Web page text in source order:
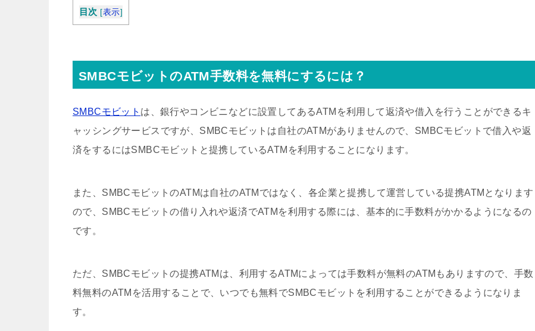
目次 [表示]
SMBCモビットのATM手数料を無料にするには？
SMBCモビット は、銀行やコンビニなどに設置してあるATMを利用して返済や借入を行うことができるキ
ャッシングサービスですが、SMBCモビットは自社のATMがありませんので、SMBCモビットで借入や返
済をするにはSMBCモビットと提携しているATMを利用することになります。
また、SMBCモビットのATMは自社のATMではなく、各企業と提携して運営している提携ATMとなります
ので、SMBCモビットの借り入れや返済でATMを利用する際には、基本的に手数料がかかるようになるの
です。
ただ、SMBCモビットの提携ATMは、利用するATMによっては手数料が無料のATMもありますので、手数
料無料のATMを活用することで、いつでも無料でSMBCモビットを利用することができるようになりま
す。